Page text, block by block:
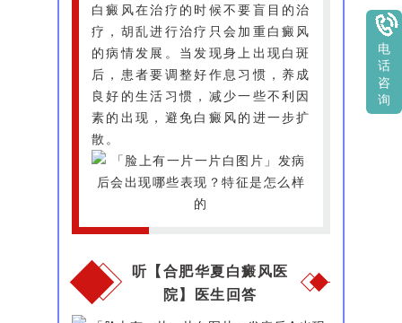
白癜风在治疗的时候不要盲目的治
疗，胡乱进行治疗只会加重白癜风
的病情发展。当发现身上出现白斑
后，患者要调整好作息习惯，养成
良好的生活习惯，减少一些不利因
素的出现，避免白癜风的进一步扩
散。
听【合肥华夏白癜风医
院】医生回答
电
话
咨
询